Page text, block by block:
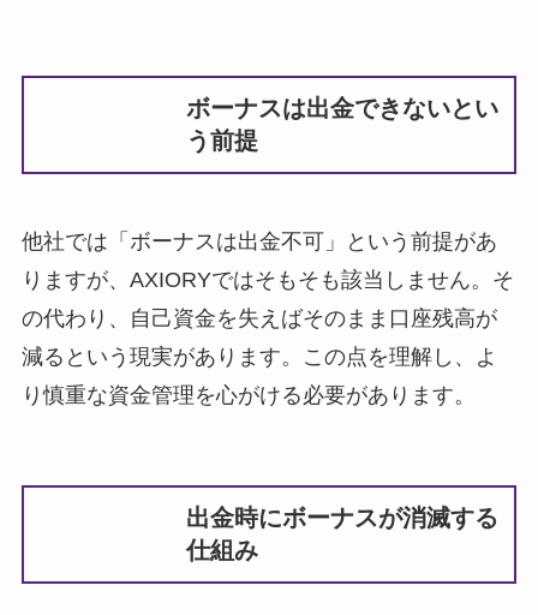
ボーナスは出金できないとい
う前提
他社では「ボーナスは出金不可」という前提があ
りますが、AXIORYではそもそも該当しません。そ
の代わり、自己資金を失えばそのまま口座残高が
減るという現実があります。この点を理解し、よ
り慎重な資金管理を心がける必要があります。
出金時にボーナスが消滅する
仕組み